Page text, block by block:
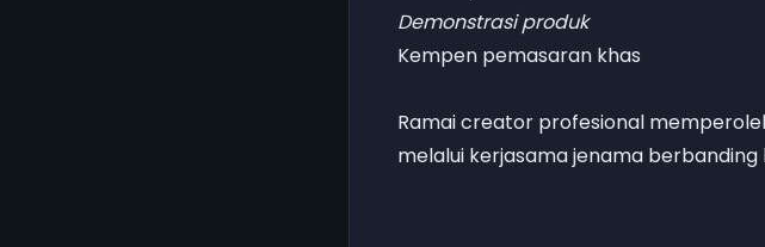
Demonstrasi produk
Kempen pemasaran khas
Ramai creator profesional
melalui kerjasama jenama berbanding